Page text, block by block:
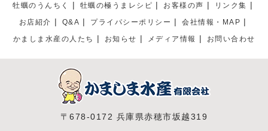
牡蠣のうんちく
牡蠣の極うまレシピ お客様の声
リンク集
お店紹介
Q&A プライパシーポリシー
会社情報・MAP
かましま水産の人たち
お知らせ メディア情報 お問い合わせ
〒678-0172 兵庫県赤穂市坂越319